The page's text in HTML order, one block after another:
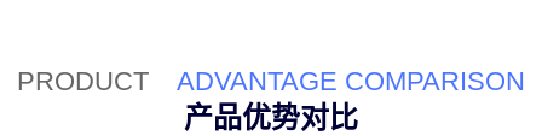
PRODUCT ADVANTAGE COMPARISON
产品优势对比